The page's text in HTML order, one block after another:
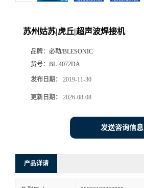
苏州姑苏|虎丘|超声波焊接机
品牌： 必勒/BLESONIC
货号： BL-4072DA
发布日期： 2019-11-30
更新日期： 2026-08-08
发送咨询信息
产品详请